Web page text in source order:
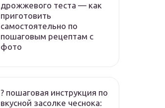
дрожжевого теста — как
приготовить
самостоятельно по
пошаговым рецептам с
фото
? пошаговая инструкция по
вкусной засолке чеснока: